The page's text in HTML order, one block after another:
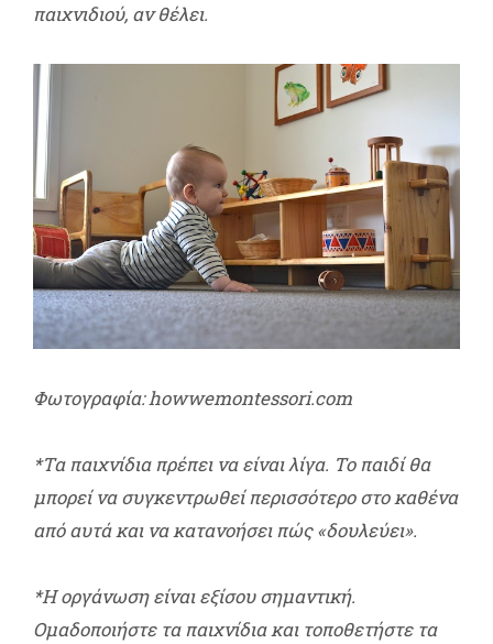
παιχνιδιού, αν θέλει.
Φωτογραφία: howwemontessori.com
*Τα παιχνίδια πρέπει να είναι λίγα. Το παιδί θα
μπορεί να συγκεντρωθεί περισσότερο στο καθένα
από αυτά και να κατανοήσει πώς «δουλεύει».
*Η οργάνωση είναι εξίσου σημαντική.
Ομαδοποιήστε τα παιχνίδια και τοποθετήστε τα